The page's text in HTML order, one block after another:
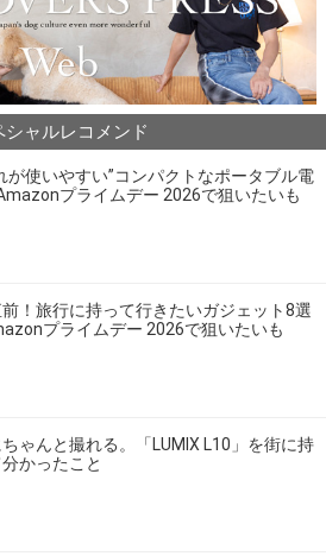
シャルレコメンド
が使いやすい”コンパクトなポータブル電
プライムデー 2026で狙いたいも
！旅行に持って行きたいガジェット8選
プライムデー 2026で狙いたいも
ゃんと撮れる。「LUMIX L10」を街に持
かったこと